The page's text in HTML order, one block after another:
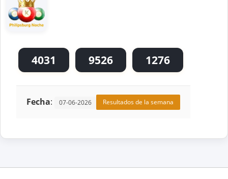
4031 9526 1276
Fecha: 07-06-2026 Resultados de la semana